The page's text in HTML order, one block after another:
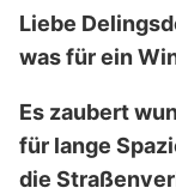
Liebe
was für ein
Es zaubert
für lange
die